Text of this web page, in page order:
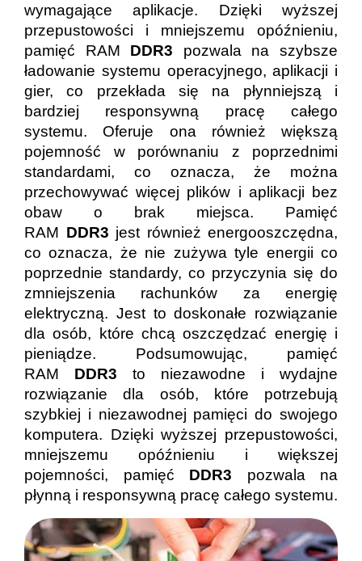
wymagające aplikacje. Dzięki wyższej
przepustowości i mniejszemu opóźnieniu,
pamięć RAM DDR3 pozwala na szybsze
ładowanie systemu operacyjnego, aplikacji i
gier, co przekłada się na płynniejszą i
bardziej responsywną pracę całego
systemu. Oferuje ona również większą
pojemność w porównaniu z poprzednimi
standardami, co oznacza, że można
przechowywać więcej plików i aplikacji bez
obaw o brak miejsca. Pamięć
RAM DDR3 jest również energooszczędna,
co oznacza, że nie zużywa tyle energii co
poprzednie standardy, co przyczynia się do
zmniejszenia rachunków za energię
elektryczną. Jest to doskonałe rozwiązanie
dla osób, które chcą oszczędzać energię i
pieniądze. Podsumowując, pamięć
RAM DDR3 to niezawodne i wydajne
rozwiązanie dla osób, które potrzebują
szybkiej i niezawodnej pamięci do swojego
komputera. Dzięki wyższej przepustowości,
mniejszemu opóźnieniu i większej
pojemności, pamięć DDR3 pozwala na
płynną i responsywną pracę całego systemu.